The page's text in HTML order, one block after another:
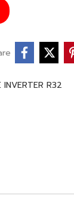
INVERTER R32